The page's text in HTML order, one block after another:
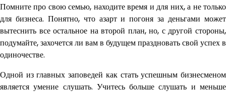
Помните про свою семью, находите время и для них, а не только
для бизнеса. Понятно, что азарт и погоня за деньгами может
вытеснить все остальное на второй план, но, с другой стороны,
подумайте, захочется ли вам в будущем праздновать свой успех в
одиночестве.
Одной из главных заповедей как стать успешным бизнесменом
является умение слушать. Учитесь больше слушать и меньше